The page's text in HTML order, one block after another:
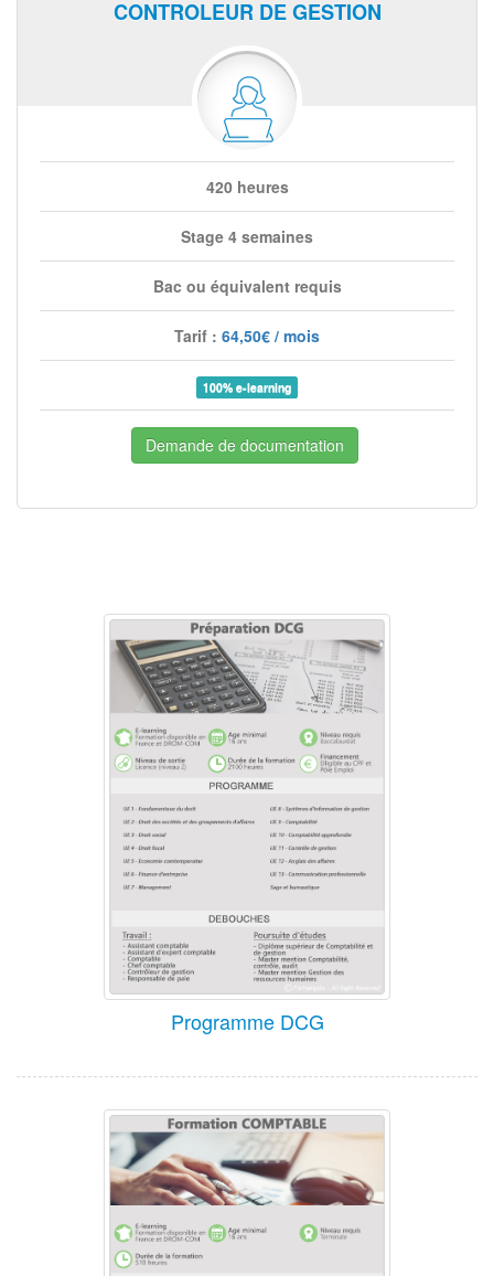
CONTROLEUR DE GESTION
420 heures
Stage 4 semaines
Bac ou équivalent requis
Tarif : 64,50€ / mois
100% e-learning
Demande de documentation
Programme DCG